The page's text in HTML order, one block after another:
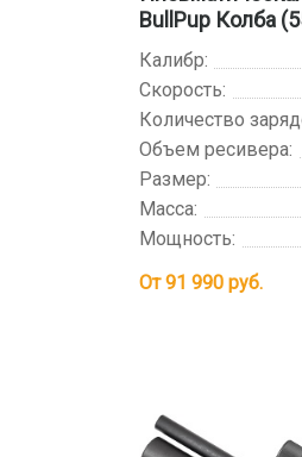
BullPup Колба
Калибр:
Скорость:
Количество
Объем ресивера:
Размер:
Масса:
Мощность:
От91 990 руб.